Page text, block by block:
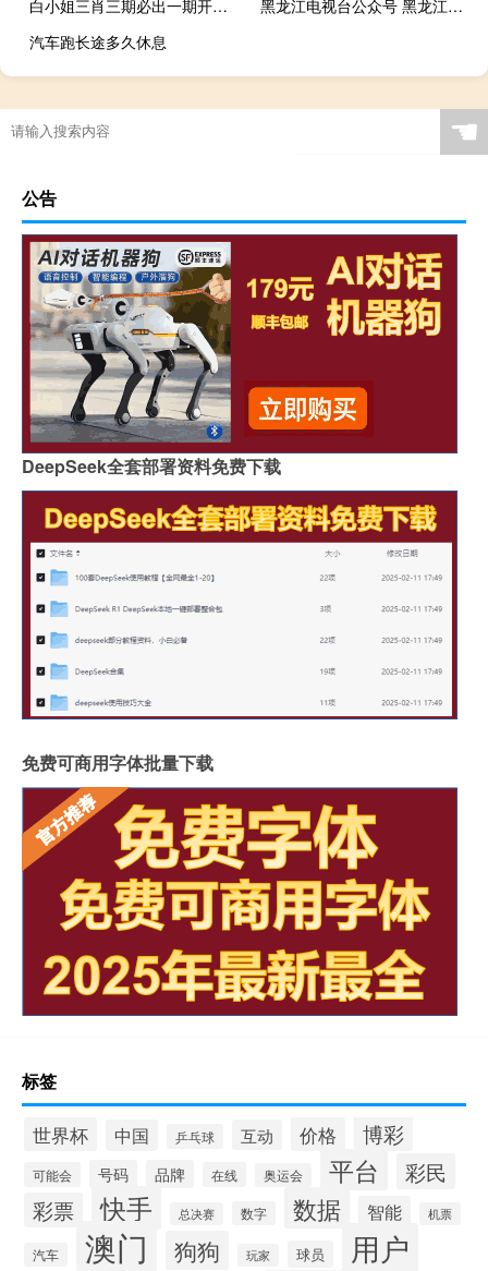
白小姐三肖三期必出一期开奖百度##全面的数据对比分析解答-3793.ISO.912
黑龙江电视台公众号 黑龙江广播电视台
汽车跑长途多久休息
☚
公告
DeepSeek全套部署资料免费下载
免费可商用字体批量下载
标签
世界杯 中国 乒乓球 互动 价格 博彩
可能会 号码 品牌 在线 奥运会 平台 彩民
彩票 快手 总决赛 数字 数据 智能 机票
汽车 澳门 狗狗 玩家 球员 用户